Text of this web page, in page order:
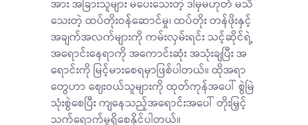
အား အခြားသူများ မပေးသေးတဲ့ ဒါမှမဟုတ် မသိ
သေးတဲ့ ထပ်တိုးဝန်ဆောင်မှု၊ ထပ်တိုး တန်ဖိုးနှင့်
အချက်အလက်များကို ကမ်းလှမ်းရင်း သင့်ဆိုင်ရဲ့
အရောင်းနေရာကို အကောင်းဆုံး အသုံးချပြီး အ
ရောင်းကို မြင့်မားစေရမှာဖြစ်ပါတယ်။ ထိုအရာ
တွေဟာ ဈေးဝယ်သူများကို ထုတ်ကုန်အပေါ် စွဲမြဲ
သုံးစွဲစေပြီး ကျနေသည့်အရောင်းအပေါ် တိုးမြှင့်
သက်ရောက်မှုရှိစေနိုင်ပါတယ်။